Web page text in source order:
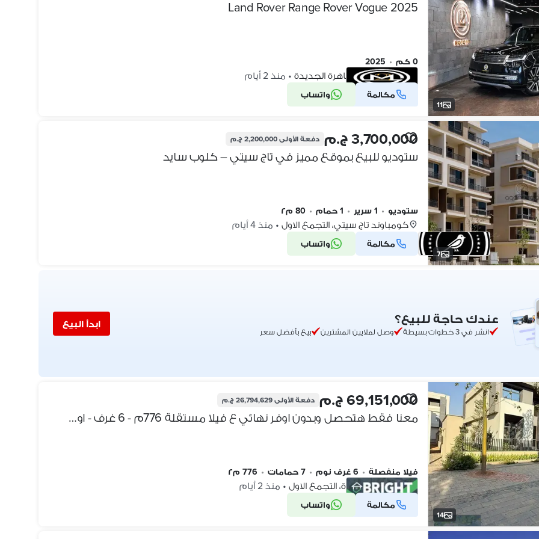
11
Land Rover Range Rover Vogue 2025
0 كم •
2025
التجمع الاول، القاهرة الجديدة • منذ 2 أيام
مكالمة واتساب شركة موثقة
7
3,700,000 ج.م دفعة الأولى2,200,000 ج.م
ستوديو للبيع بموقع مميز في تاج سيتي – كلوب سايد
ستوديو • 1 سرير • 1 حمام • 80 م٢
كومباوند تاج سيتي، التجمع الاول • منذ 4 أيام
مكالمة واتساب
عندك حاجة للبيع؟
انشر في 3 خطوات بسيطة وصل لملايين المشترين بيع بأفضل سعر
ابدأ البيع
14
69,151,000 ج.م دفعة الأولى26,794,629 ج.م
معنا فقط هتحصل وبدون اوفر نهائي ع فيلا مستقلة 776م - 6 غرف - اوبن فيو متميز بأقل مقدم و بأقساط مرنة في سعادة التجمع الخامس - saada new cairo
فيلا منفصلة • 6 غرف نوم • 7 حمامات • 776 م٢
كومباوند سعادة، التجمع الاول • منذ 2 أيام
مكالمة واتساب شركة موثقة